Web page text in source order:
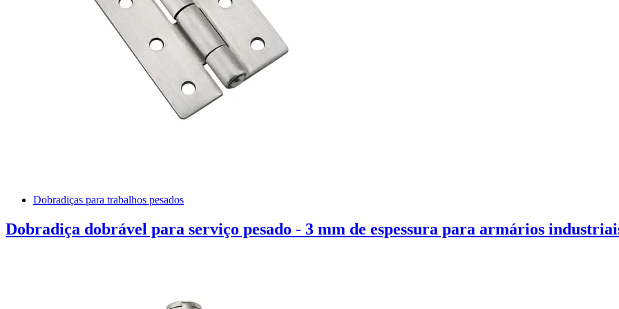
Dobradiças para trabalhos pesados
Dobradiça dobrável para serviço pesado - 3 mm de espessura para armários